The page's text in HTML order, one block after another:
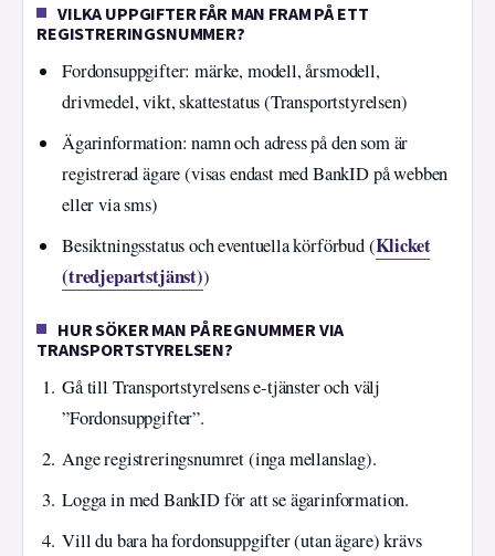
VILKA UPPGIFTER FÅR MAN FRAM PÅ ETT
REGISTRERINGSNUMMER?
Fordonsuppgifter: märke, modell, årsmodell,
drivmedel, vikt, skattestatus (Transportstyrelsen)
Ägarinformation: namn och adress på den som är
registrerad ägare (visas endast med BankID på webben
eller via sms)
Besiktningsstatus och eventuella körförbud (Klicket
(tredjepartstjänst))
HUR SÖKER MAN PÅ REGNUMMER VIA
TRANSPORTSTYRELSEN?
Gå till Transportstyrelsens e-tjänster och välj
”Fordonsuppgifter”.
Ange registreringsnumret (inga mellanslag).
Logga in med BankID för att se ägarinformation.
Vill du bara ha fordonsuppgifter (utan ägare) krävs